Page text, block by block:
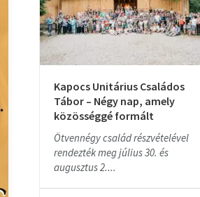
Kapocs Unitárius Családos
Tábor – Négy nap, amely
közösséggé formált
Ötvennégy család részvételével
rendezték meg július 30. és
augusztus 2....